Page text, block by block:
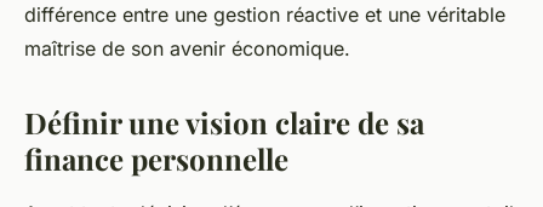
différence entre une gestion réactive et une véritable
maîtrise de son avenir économique.
Définir une vision claire de sa
finance personnelle